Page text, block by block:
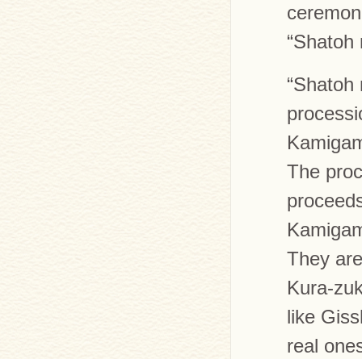
“Shatoh
The
They
Kura-
like
real